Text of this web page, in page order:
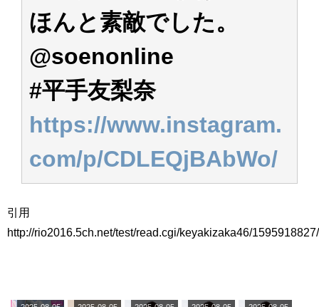
ほんと素敵でした。
@soenonline
#平手友梨奈
https://www.instagram.
com/p/CDLEQjBAbWo/
引用
http://rio2016.5ch.net/test/read.cgi/keyakizaka46/